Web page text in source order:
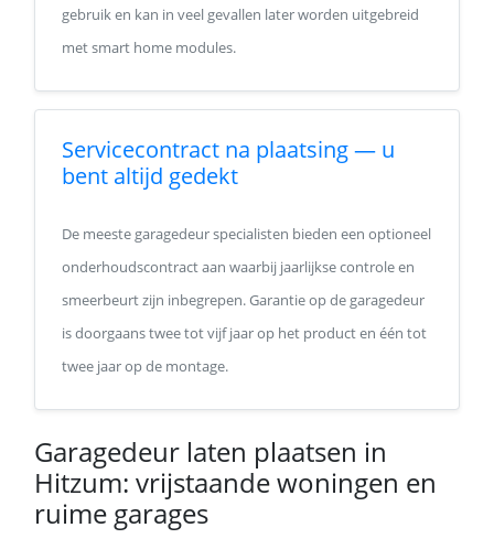
gebruik en kan in veel gevallen later worden uitgebreid
met smart home modules.
Servicecontract na plaatsing — u
bent altijd gedekt
De meeste garagedeur specialisten bieden een optioneel
onderhoudscontract aan waarbij jaarlijkse controle en
smeerbeurt zijn inbegrepen. Garantie op de garagedeur
is doorgaans twee tot vijf jaar op het product en één tot
twee jaar op de montage.
Garagedeur laten plaatsen in
Hitzum: vrijstaande woningen en
ruime garages